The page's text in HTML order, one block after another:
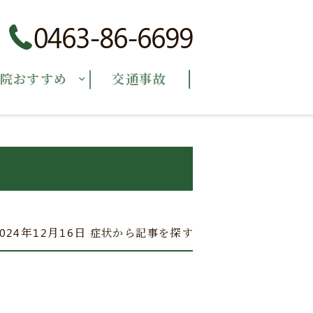
0463-86-6699
おすすめ
交通事故
年12月16日 症状から記事を探す